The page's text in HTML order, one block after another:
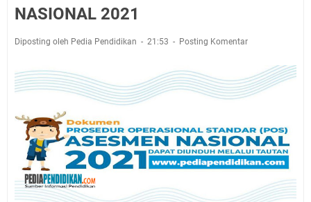
NASIONAL 2021
Diposting oleh Pedia Pendidikan 21:53 Posting Komentar